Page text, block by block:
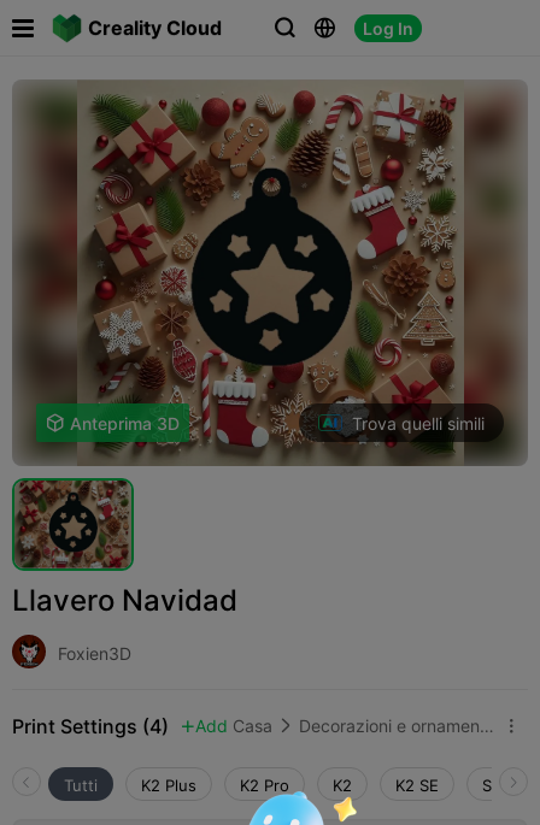
Creality Cloud   Log In
 
 Anteprima 3D Trova quelli simili
Llavero Navidad
Foxien3D
Print Settings (4)  Add Casa  Decorazioni e ornamenti per la casa 
Tutti K2 Plus K2 Pro K2 K2 SE